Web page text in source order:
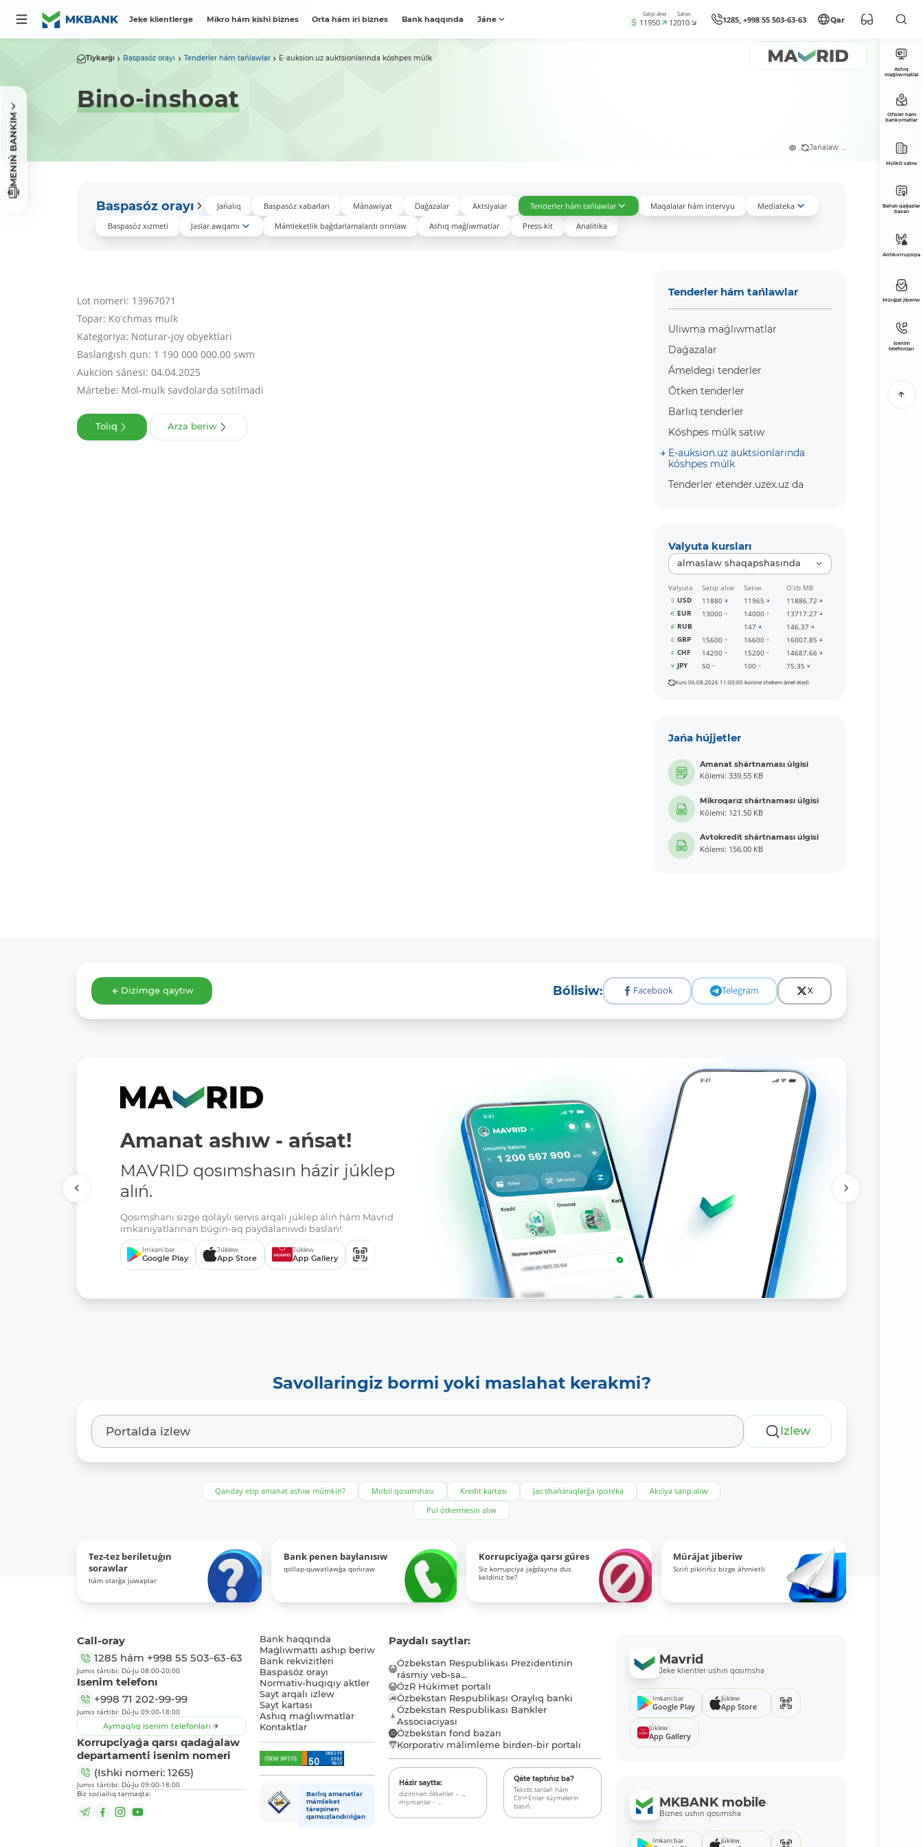
Jeke klientlerge Mikro hám kishi biznes Orta hám iri biznes Bank haqqında Jáne
Satıp alıw
11950
Satıw
12010 1285, +998 55 503-63-63 Qar
MENIŃ BANKIM
Tiykarǵı Baspasóz orayı Tenderler hám tańlawlar E-auksion.uz auktsionlarında kóshpes múlk
Bino-inshoat
... Jańalaw: ...
Baspasóz orayı Jańalıq Baspasóz xabarları Mánawiyat Daǵazalar Aktsiyalar Tenderler hám tańlawlar Maqalalar hám intervyu
Mediateka
Baspasóz xızmeti
Jaslar awqamı Mámleketlik baǵdarlamalardı orınlaw Ashıq maǵlıwmatlar Press-kit Analitika
Lot nomeri: 13967071
Topar: Koʻchmas mulk
Kategoriya: Noturar-joy obyektlari
Baslanǵısh qun: 1 190 000 000.00 swm
Aukcion sánesi: 04.04.2025
Mártebe: Mol-mulk savdolarda sotilmadi
Tolıq Arza beriw
Tenderler hám tańlawlar
Uliwma maǵlıwmatlar
Daǵazalar
Ámeldegi tenderler
Ótken tenderler
Barlıq tenderler
Kóshpes múlk satıw
E-auksion.uz auktsionlarında
kóshpes múlk
Tenderler etender.uzex.uz da
Valyuta kursları
almaslaw shaqapshasında
Valyuta Satıp alıw Satıw
O‘zb MB
USD
11880 11965
11886.72
EUR
13000 14000
13717.27
RUB
147
146.37
GBP
15600 16600
16007.85
CHF
14200 15200
14687.66
JPY
50 100 75.35
Kurs 06.08.2026 11:00:00 kúnine shekem ámel etedi
Jańa hújjetler
Amanat shártnaması úlgisi
Kólemi: 339.55 KB
Mikroqarız shártnaması úlgisi
Kólemi: 121.50 KB
Avtokredit shártnaması úlgisi
Kólemi: 156.00 KB
Dizimge qaytıw Bólisiw: Facebook Telegram X
Amanat ashıw - ańsat!
MAVRID qosımshasın házir júklep
alıń.
Qosımshanı sizge qolaylı servis arqalı júklep alıń hám Mavrid
imkaniyatlarınan búgin-aq paydalanıwdı baslań!:
Imkani bar
Google Play
Júklew
App Store
Júklew
App Gallery
Savollaringiz bormi yoki maslahat kerakmi?
Izlew
Qanday etip amanat ashıw múmkin? Mobil qosımshası Kredit kartası Jas shańaraqlarǵa ipoteka
Akciya satıp alıw
Pul ótkermesin alıw
Tez-tez beriletuǵın
sorawlar
hám olarǵa juwaplar
Bank penen baylanısıw
qollap-quwatlawǵa qońıraw
Korrupciyaǵa qarsı gúres
Siz korrupciya jaǵdayına dus
keldiniz be?
Múrájat jiberiw
Siziń pikirińiz bizge áhmietli
Ashıq
maǵlıwmatlar
Ofisler hám
bankomatlar
Múlkti satıw
Bahalı qaǵazlar
bazarı
Antikorrupsiya
Múrájat jiberiw
Isenim
telefonları
Call-oray
1285 hám +998 55 503-63-63
Jumıs tártibi: Dú-Ju 08:00-20:00
Isenim telefonı
+998 71 202-99-99
Jumıs tártibi: Dú-Ju 09:00-18:00
Aymaqlıq isenim telefonları
Korrupciyaǵa qarsı qadaǵalaw
departamenti isenim nomeri
(Ishki nomeri: 1265)
Jumıs tártibi: Dú-Ju 09:00-18:00
Biz sociallıq tarmaqta:
Bank haqqında
Maǵlıwmattı ashıp beriw
Bank rekvizitleri
Baspasóz orayı
Normativ-huqıqıy aktler
Sayt arqalı izlew
Sayt kartası
Ashıq maǵlıwmatlar
Kontaktlar
Barlıq amanatlar
mámleket
tárepinen
qamsızlandırılǵan
Paydalı saytlar:
Ózbekstan Respublikası Prezidentinin
rásmiy veb-sa...
ÓzR Húkimet portalı
Ózbekstan Respublikası Oraylıq banki
Ózbekstan Respublikası Bankler
Associaciyası
Ózbekstan fond bazarı
Korporativ málimleme birden-bir portalı
Házir saytta:
dizimnen ótkenler - ...,
miymanlar - ...
Qáte taptıńız ba?
Tekstti tanlań hám
Ctrl+Enter túymelerin
basıń.
Mavrid
Jeke klientler ushın qosımsha
Imkani bar
Google Play
Júklew
App Store
Júklew
App Gallery
MKBANK mobile
Biznes ushın qosımsha
Imkani bar Júklew